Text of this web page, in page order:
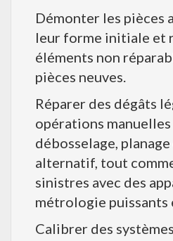
Démonter les pièces
leur forme initiale et
éléments non
pièces neuves.
Réparer des dégâts
opérations
débosselage,
alternatif, tout
sinistres avec des
métrologie
Calibrer des